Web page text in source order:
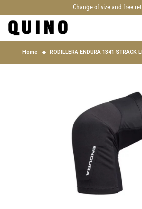
Change of size and free
Home RODILLERA ENDURA 1341 STRACK